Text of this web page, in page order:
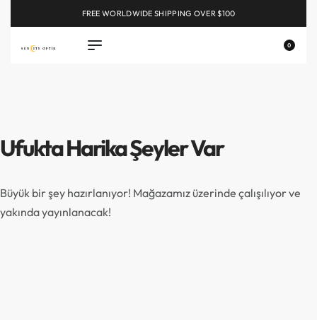
FREE WORLDWIDE SHIPPING OVER $100
0
Ufukta Harika Şeyler Var
Büyük bir şey hazırlanıyor! Mağazamız üzerinde çalışılıyor ve
yakında yayınlanacak!